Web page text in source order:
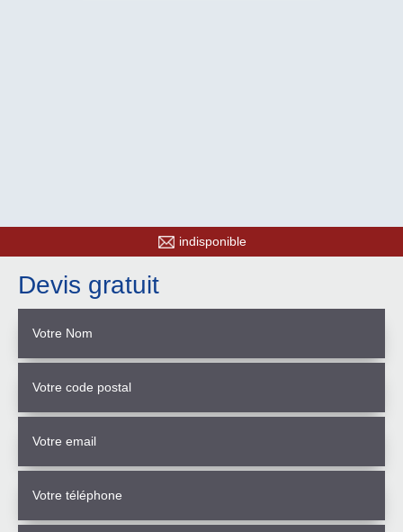
indisponible
Devis gratuit